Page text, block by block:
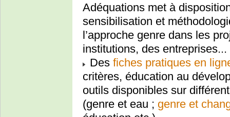
Adéquations met à
sensibilisation et
l’approche genre dans les
institutions, des entreprises...
Des fiches pratiques en
critères, éducation au
outils disponibles sur
(genre et eau ; genre et